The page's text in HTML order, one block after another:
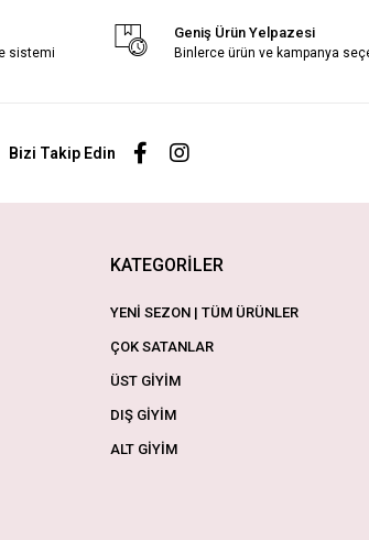
sistemi
Geniş Ürün Yelpazesi
Binlerce ürün ve kampanya
Bizi Takip Edin
KATEGORİLER
YENİ SEZON | TÜM ÜRÜNLER
ÇOK SATANLAR
ÜST GİYİM
DIŞ GİYİM
ALT GİYİM